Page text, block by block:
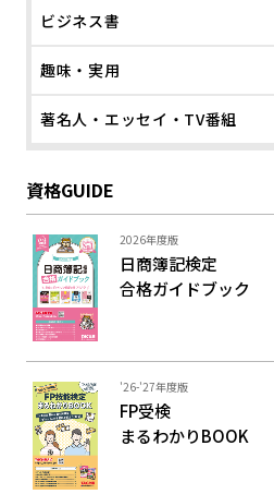
ビジネス書
趣味・実用
著名人・エッセイ・TV番組
資格GUIDE
2026年度版
日商簿記検定
合格ガイドブック
'26-'27年度版
FP受検
まるわかりBOOK